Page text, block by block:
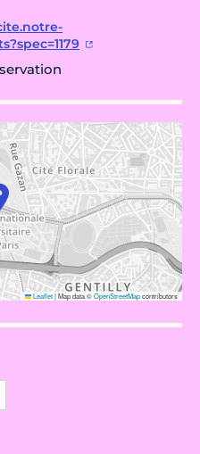
Leaflet|Map data ©OpenStreetMapcontributors